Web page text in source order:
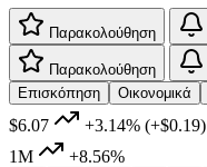
Παρακολούθηση
Παρακολούθηση
Επισκόπηση
Οικονομικά
$6.07 +3.14% (+$0.19)
1M
+8.56%